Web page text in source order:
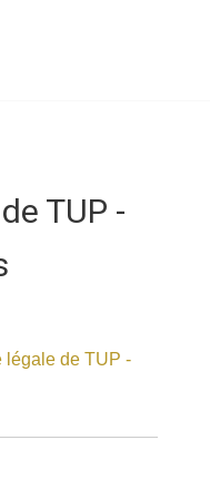
TUP -
légale de TUP -